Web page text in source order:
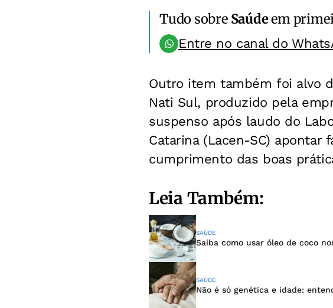
Tudo sobre Saúdeem
Entre no canal do
Outro item também foi alvo
Nati Sul, produzido pela
suspenso após laudo do
Catarina (Lacen-SC) apontar
cumprimento das boas
Leia Também:
SAÚDE
Saiba como usar óleo de coco
SAÚDE
Não é só genética e idade: